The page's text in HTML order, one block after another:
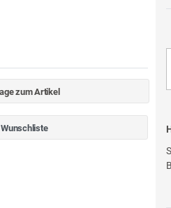
zum Artikel
Wunschliste